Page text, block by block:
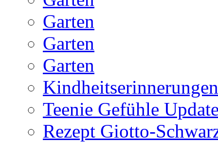
Garten
Garten
Garten
Kindheitserinnerungen
Teenie Gefühle
Rezept Giotto-